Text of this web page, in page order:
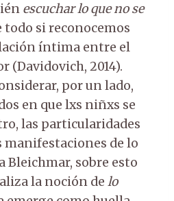
escuchar lo que no se
todo si reconocemos
íntima entre el
(Davidovich, 2014).
por un lado,
en que lxs niñxs se
las particularidades
manifestaciones de lo
sobre esto
la noción de lo